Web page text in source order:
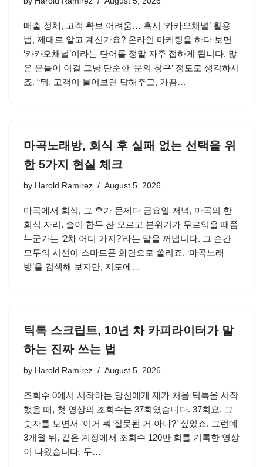
매출 정체, 고객 확보 어려움… 혹시 ‘카카오채널’ 활용
법, 제대로 알고 계신가요? 온라인 마케팅을 하다 보면
‘카카오채널’이라는 단어를 정말 자주 접하게 됩니다. 많
은 분들이 이걸 그냥 단순한 ‘문의 창구’ 정도로 생각하시
죠. “뭐, 고객이 물어보면 답해주고, 가끔…
마곡노래방, 회식 후 실패 없는 선택을 위
한 5가지 현실 체크
by Harold Ramirez August 5, 2026
마곡에서 회식, 그 후가 문제다 금요일 저녁, 마곡의 한
회식 자리. 술이 한두 잔 오르고 분위기가 무르익을 때쯤
누군가는 ‘2차 어디 가지?’라는 말을 꺼냅니다. 그 순간
모두의 시선이 스마트폰 화면으로 쏠리죠. ‘마곡노래
방’을 검색해 보지만, 지도에…
틱톡 스크립트, 10년 차 카피라이터가 말
하는 진짜 쓰는 법
by Harold Ramirez August 5, 2026
조회수 0에서 시작하는 당신에게 제가 처음 틱톡을 시작
했을 때, 첫 영상의 조회수는 37회였습니다. 37회요. 그
숫자를 보면서 ‘이거 뭐 잘못된 거 아냐?’ 싶었죠. 그런데
3개월 뒤, 같은 계정에서 조회수 120만 회를 기록한 영상
이 나왔습니다. 두…